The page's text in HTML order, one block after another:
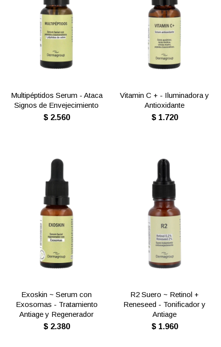
Multipéptidos Serum - Ataca
Signos de Envejecimiento
$ 2.560
Vitamin C + - Iluminadora y
Antioxidante
$ 1.720
Exoskin ~ Serum con
Exosomas - Tratamiento
Antiage y Regenerador
$ 2.380
R2 Suero ~ Retinol +
Reneseed - Tonificador y
Antiage
$ 1.960